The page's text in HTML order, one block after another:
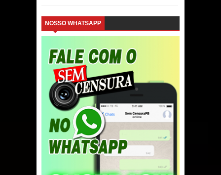
NOSSO WHATSAPP